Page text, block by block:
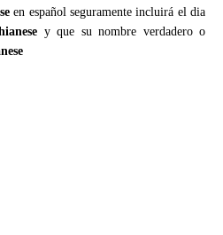
en español seguramente incluirá el dia
y que su nombre verdadero o